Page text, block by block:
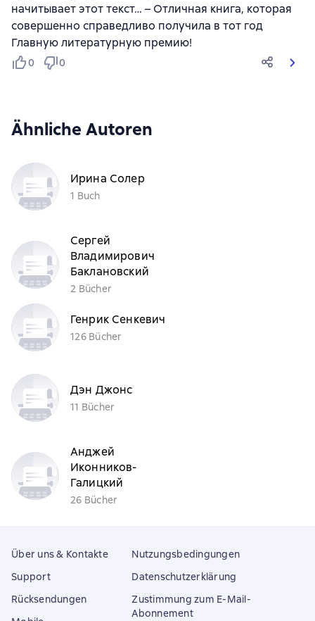
начитывает этот текст… – Отличная книга, которая
совершенно справедливо получила в тот год
Главную литературную премию!
0 0
Ähnliche Autoren
Ирина Солер
1 Buch
Сергей
Владимирович
Баклановский
2 Bücher
Генрик Сенкевич
126 Bücher
Дэн Джонс
11 Bücher
Анджей
Иконников-
Галицкий
26 Bücher
Über uns & Kontakte
Support
Rücksendungen
Nutzungsbedingungen
Datenschutzerklärung
Zustimmung zum E-Mail-
Abonnement